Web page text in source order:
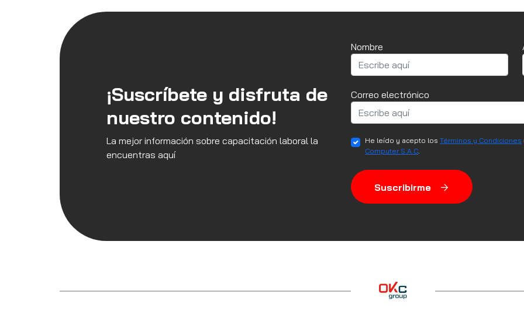
¡Suscríbete y disfruta de
nuestro contenido!
La mejor información sobre capacitación laboral la
encuentras aquí
Nombre
Correo electrónico
He leído y acepto losTérminos y Condiciones
Computer S.A.C.
Suscribirme